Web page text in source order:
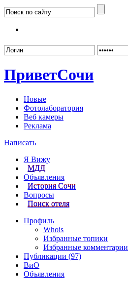
ПриветСочи
Новые
Фотолаборатория
Веб камеры
Реклама
Написать
Я Вижу
МДД
Объявления
История Сочи
Вопросы
Поиск отеля
Профиль
Whois
Избранные топики
Избранные комментарии
Публикации (97)
ВиО
Объявления